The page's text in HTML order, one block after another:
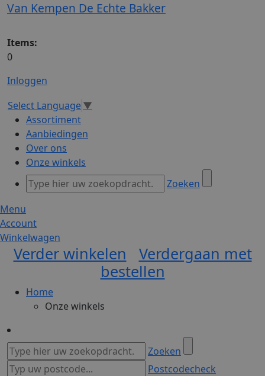
Van Kempen De Echte Bakker
Items:
0
Inloggen
Select Language▼
Assortiment
Aanbiedingen
Over ons
Onze winkels
Zoeken
Menu
Account
Winkelwagen
Verder winkelen
Verdergaan met
bestellen
Home
Onze winkels
Zoeken
Postcodecheck